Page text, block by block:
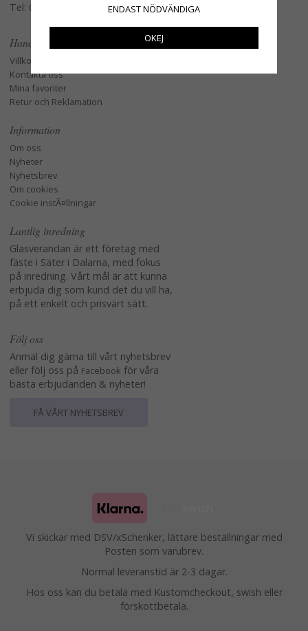
Tel: 079-3495968
Handla
Villkor
Kontakta oss
Mina favoriter
Retur och Reklamation
Information
Om oss
Nyheter
Nyhetsbrev
Om cookies
Cookie instÃ¤llningar
Lantlig inredning
Glasverandan är ett företag med
fäste i Säter i Dalarna, med fokus
på inredning. Vårt mål är att kunna
erbjuda dig som kund det du vill ha,
på ett enkelt och prisvärt sätt.
Följ oss
Anmäl dig gärna till vårt nyhetsbrev
eller följ oss på Facebook för våra
bästa erbjudanden & nyheter!
FÅ VÅRT NYHETSBREV
Vi skickar med DSV/xSchenker, lättare beställningar med
Posten som varubrev.
Normal leveranstid är 2-3 dagar.
Hos oss kan du betala med Kustomcheckout, swish eller
förskottbetala.
ENDAST NÖDVÄNDIGA
OKEJ